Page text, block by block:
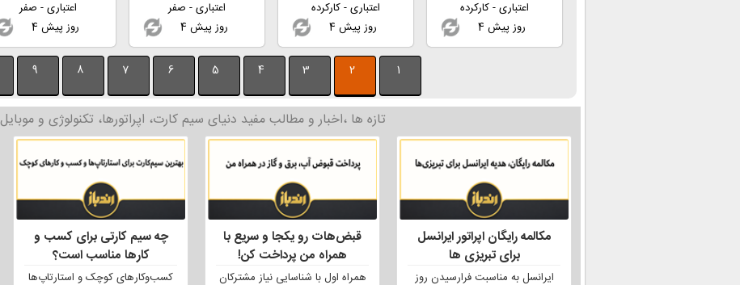
اعتباری - کارکرده
4 روز پیش
اعتباری - کارکرده
4 روز پیش
اعتباری - صفر
4 روز پیش
اعتباری - صفر
4 روز پیش
1
2
3
4
5
6
7
8
9
تازه ها ،اخبار و مطالب مفید دنیای سیم کارت، اپراتورها، تکنولوژی و موبایل
مکالمه رایگان اپراتور ایرانسل
برای تبریزی ها
ایرانسل به مناسبت فرارسیدن روز
قبض‌هات رو یکجا و سریع با
همراه من پرداخت کن!
همراه اول با شناسایی نیاز مشترکان
چه سیم کارتی برای کسب و
کارها مناسب است؟
کسب‌وکارهای کوچک و استارتاپ‌ها